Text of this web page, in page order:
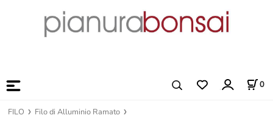
0
FILO Filo di Alluminio Ramato